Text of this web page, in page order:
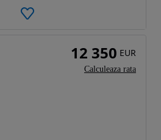
12 350 EUR
Calculeaza rata